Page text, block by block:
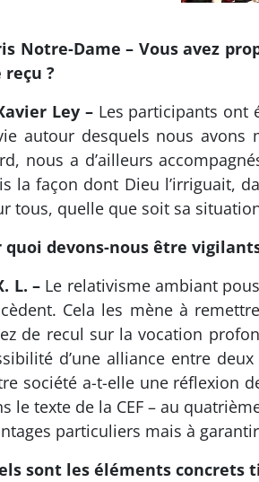
Notre-Dame – Vous avez
reçu ?
Ley –Les participants ont
autour desquels nous avons
nous a d’ailleurs
la façon dont Dieu l’irriguait,
tous, quelle que soit sa
quoi devons-nous être
L. –Le relativisme ambiant
Cela les mène à
de recul sur la vocation
d’une alliance entre
société a-t-elle une réflexion
le texte de la CEF – au
particuliers mais à
sont les éléments concrets